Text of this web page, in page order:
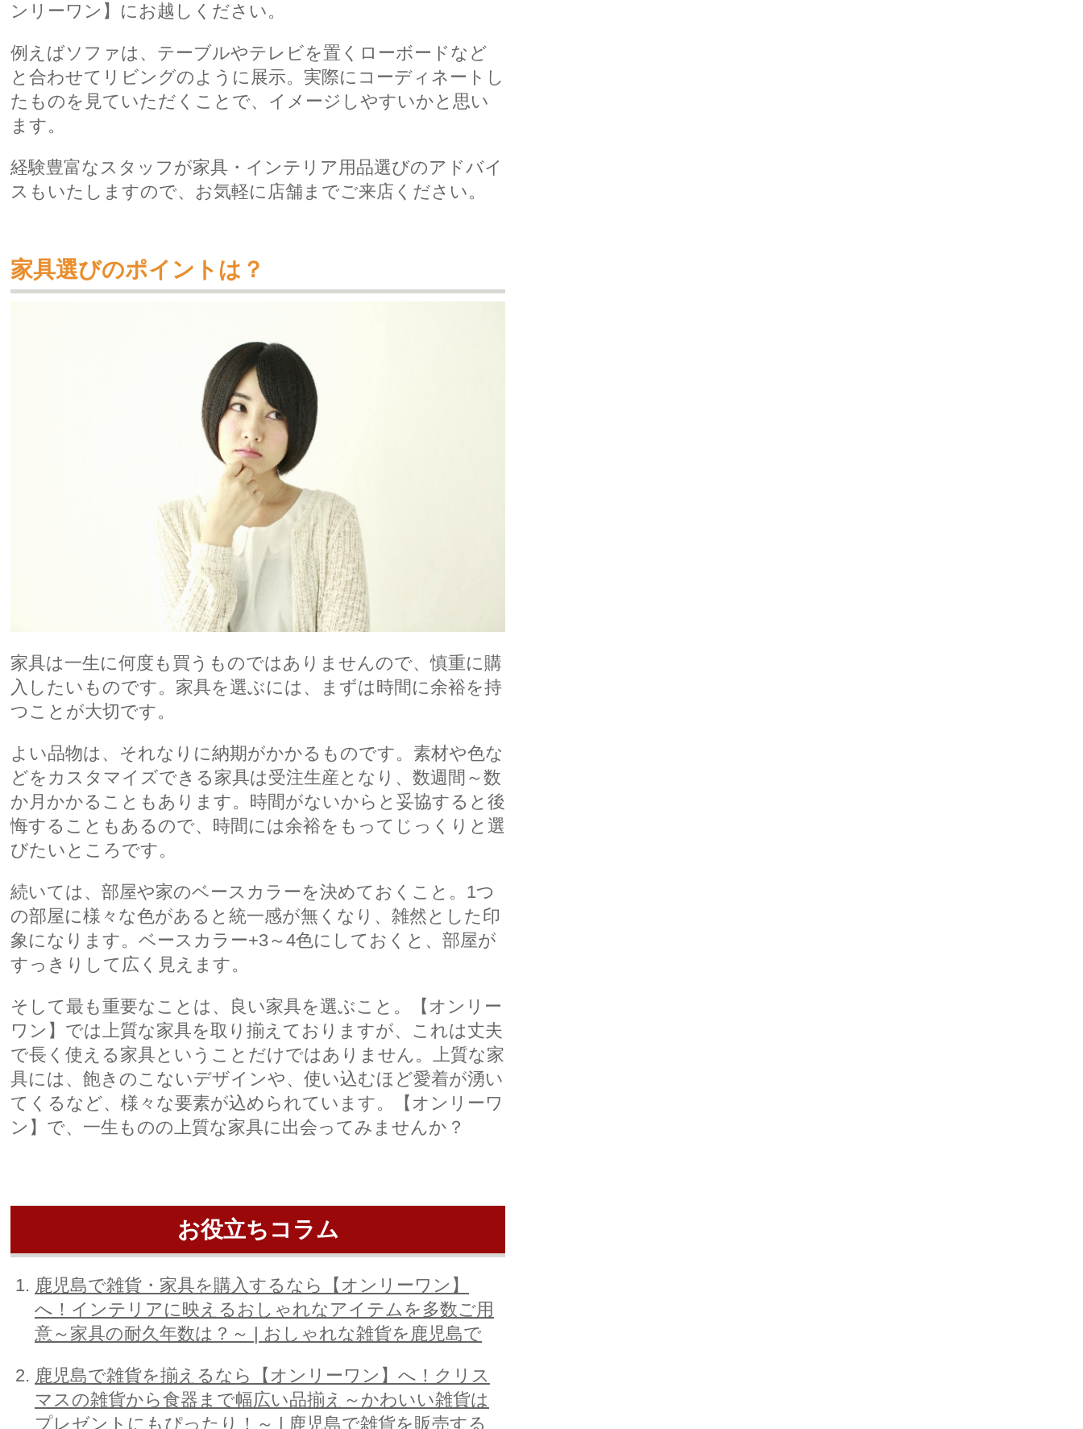
ンリーワン】にお越しください。
例えばソファは、テーブルやテレビを置くローボードなど
と合わせてリビングのように展示。実際にコーディネートし
たものを見ていただくことで、イメージしやすいかと思い
ます。
経験豊富なスタッフが家具・インテリア用品選びのアドバイ
スもいたしますので、お気軽に店舗までご来店ください。
家具選びのポイントは？
家具は一生に何度も買うものではありませんので、慎重に購
入したいものです。家具を選ぶには、まずは時間に余裕を持
つことが大切です。
よい品物は、それなりに納期がかかるものです。素材や色な
どをカスタマイズできる家具は受注生産となり、数週間～数
か月かかることもあります。時間がないからと妥協すると後
悔することもあるので、時間には余裕をもってじっくりと選
びたいところです。
続いては、部屋や家のベースカラーを決めておくこと。1つ
の部屋に様々な色があると統一感が無くなり、雑然とした印
象になります。ベースカラー+3～4色にしておくと、部屋が
すっきりして広く見えます。
そして最も重要なことは、良い家具を選ぶこと。【オンリー
ワン】では上質な家具を取り揃えておりますが、これは丈夫
で長く使える家具ということだけではありません。上質な家
具には、飽きのこないデザインや、使い込むほど愛着が湧い
てくるなど、様々な要素が込められています。【オンリーワ
ン】で、一生ものの上質な家具に出会ってみませんか？
お役立ちコラム
鹿児島で雑貨・家具を購入するなら【オンリーワン】
へ！インテリアに映えるおしゃれなアイテムを多数ご用
意～家具の耐久年数は？～ | おしゃれな雑貨を鹿児島で
鹿児島で雑貨を揃えるなら【オンリーワン】へ！クリス
マスの雑貨から食器まで幅広い品揃え～かわいい雑貨は
プレゼントにもぴったり！～ | 鹿児島で雑貨を販売する